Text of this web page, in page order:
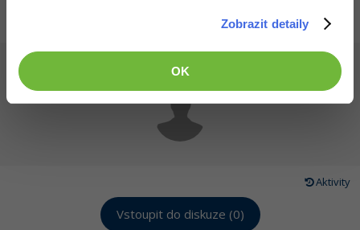
Zobrazit detaily
OK
Neaktivní Účet
Aktivity
Vstoupit do diskuze (0)